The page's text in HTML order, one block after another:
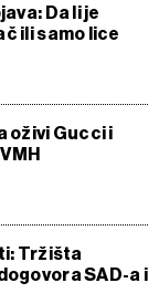
Da li je
ili samo lice
oživi Gucci i
Tržišta
SAD-a i